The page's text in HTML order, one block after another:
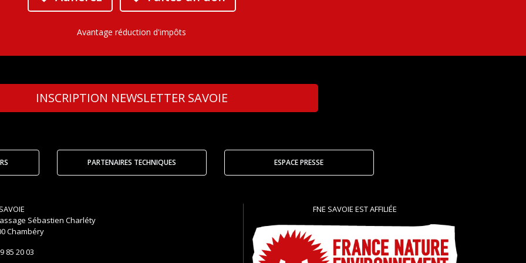
Avantage réduction d'impôts
INSCRIPTION NEWSLETTER SAVOIE
PARTENAIRES TECHNIQUES ESPACE PRESSE
Sébastien Charléty
Chambéry
85 20 03
FNE SAVOIE EST AFFILIÉE